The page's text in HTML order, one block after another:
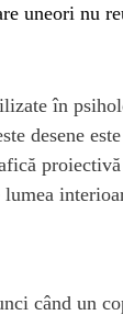
uneori nu
în
desene
proiectivă
când un